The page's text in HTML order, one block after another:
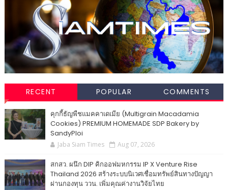
RECENT POPULAR COMMENTS
คุกกี้ธัญพืชแมคคาเดเมีย (Multigrain Macadamia
Cookies) PREMIUM HOMEMADE SDP Bakery by
SandyPloi
Jaba Siam Times Aug 07, 2026
สกสว. ผนึก DIP คิกออฟมหกรรม IP X Venture Rise
Thailand 2026 สร้างระบบนิเวศเชื่อมทรัพย์สินทางปัญญา
ผ่านกองทุน ววน. เพิ่มคุณค่างานวิจัยไทย